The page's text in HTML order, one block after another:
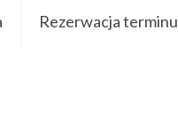
Rezerwacja terminu